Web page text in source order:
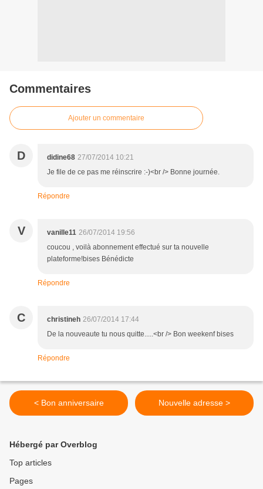
Commentaires
Ajouter un commentaire
D didine68 27/07/2014 10:21
Je file de ce pas me réinscrire :-)<br /> Bonne journée.
Répondre
V vanille11 26/07/2014 19:56
coucou , voilà abonnement effectué sur ta nouvelle
plateforme!bises Bénédicte
Répondre
C christineh 26/07/2014 17:44
De la nouveaute tu nous quitte.....<br /> Bon weekenf bises
Répondre
< Bon anniversaire Nouvelle adresse >
Hébergé par Overblog
Top articles
Pages